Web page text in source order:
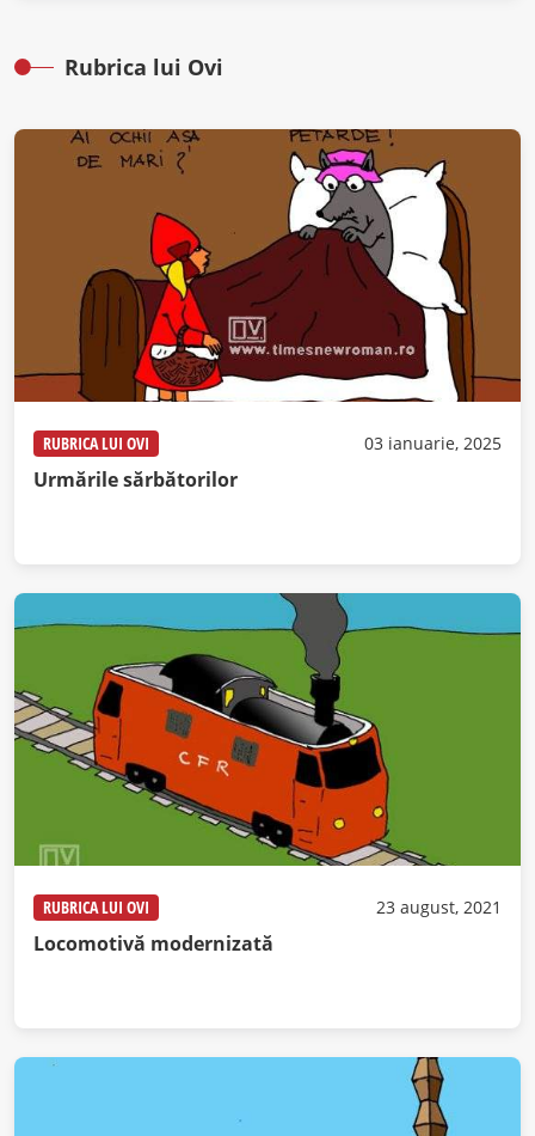
Rubrica lui Ovi
RUBRICA LUI OVI 03 ianuarie, 2025
Urmările sărbătorilor
RUBRICA LUI OVI 23 august, 2021
Locomotivă modernizată